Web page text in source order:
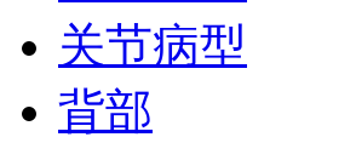
关节病型
背部